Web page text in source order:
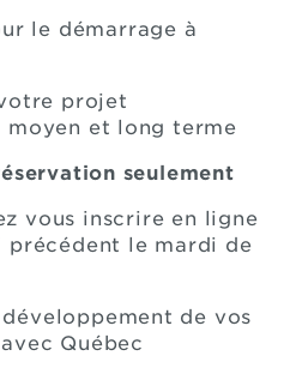
le démarrage à
projet
moyen et long terme
seulement
vous inscrire en ligne
précédent le mardi de
de vos
Québec